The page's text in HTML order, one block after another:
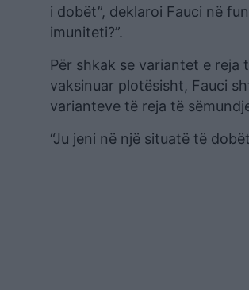
i dobët”, deklaroi Fauci në
imuniteti?”.
Për shkak se variantet e
vaksinuar plotësisht, Fauci
varianteve të reja të
“Ju jeni në një situatë të